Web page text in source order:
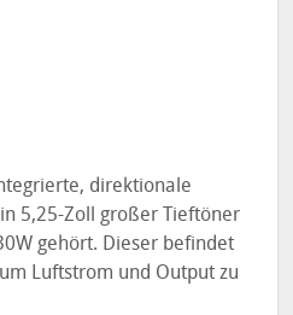
direktionale
5,25-Zoll großer Tieftöner
gehört. Dieser befindet
Luftstrom und Output zu